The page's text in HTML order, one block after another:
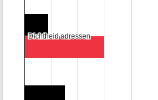
Dichtheid adressen
Dichtheid adressen